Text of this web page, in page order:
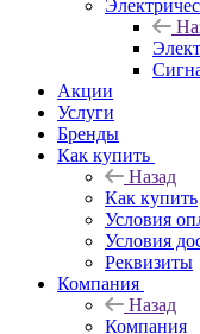
Акции
Услуги
Бренды
Как купить
Назад
Как купить
Условия
Условия
Реквизиты
Компания
Назад
Компания